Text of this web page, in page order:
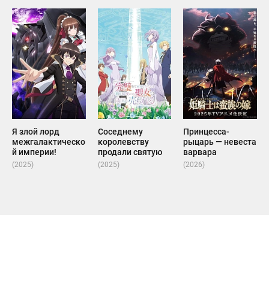
Я злой лорд
межгалактическо
й империи!
(2025)
Соседнему
королевству
продали святую
(2025)
Принцесса-
рыцарь — невеста
варвара
(2026)